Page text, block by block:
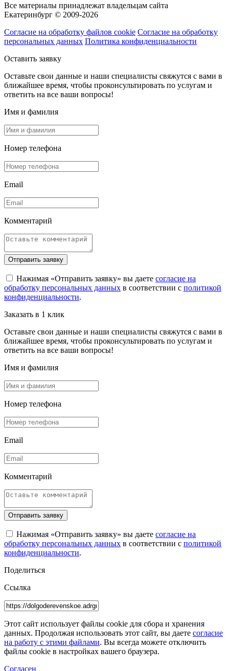
Все материалы принадлежат владельцам сайта
Екатеринбург © 2009-2026
Согласие на обработку файлов cookie Согласие на обработку
персональных данных Политика конфиденциальности
Оставить заявку
Оставьте свои данные и наши специалисты свяжутся с вами в
ближайшее время, чтобы проконсультировать по услугам и
ответить на все ваши вопросы!
Имя и фамилия
Номер телефона
Email
Комментарий
Отправить заявку
Нажимая «Отправить заявку» вы даете согласие на
обработку персональных данных в соответствии с политикой
конфиденциальности.
Заказать в 1 клик
Оставьте свои данные и наши специалисты свяжутся с вами в
ближайшее время, чтобы проконсультировать по услугам и
ответить на все ваши вопросы!
Имя и фамилия
Номер телефона
Email
Комментарий
Отправить заявку
Нажимая «Отправить заявку» вы даете согласие на
обработку персональных данных в соответствии с политикой
конфиденциальности.
Поделиться
Ссылка
Этот сайт использует файлы cookie для сбора и хранения
данных. Продолжая использовать этот сайт, вы даете согласие
на работу с этими файлами. Вы всегда можете отключить
файлы cookie в настройках вашего браузера.
Согласен